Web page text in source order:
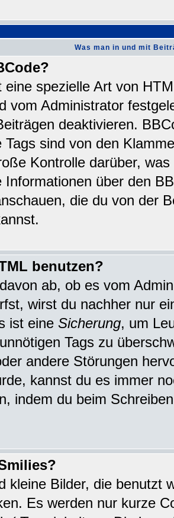
Was man in und mit
eine spezielle Art von
vom Administrator
deaktivieren.
Tags sind von den
Kontrolle darüber,
Informationen über den
die du von der
benutzen?
ab, ob es vom
wirst du nachher nur
ist eine Sicherung, um
Tags zu
andere Störungen
kannst du es immer
indem du beim
kleine Bilder, die benutzt
Es werden nur kurze